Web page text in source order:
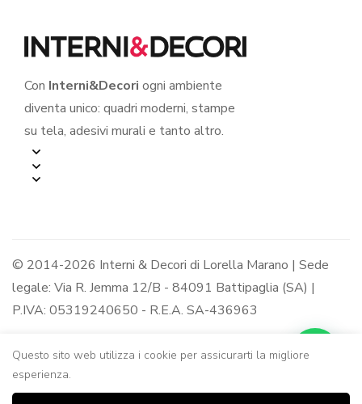
Con Interni&Decori ogni ambiente
diventa unico: quadri moderni, stampe
su tela, adesivi murali e tanto altro.
© 2014-2026 Interni & Decori di Lorella Marano | Sede
legale: Via R. Jemma 12/B - 84091 Battipaglia (SA) |
P.IVA: 05319240650 - R.E.A. SA-436963
Questo sito web utilizza i cookie per assicurarti la migliore
esperienza.